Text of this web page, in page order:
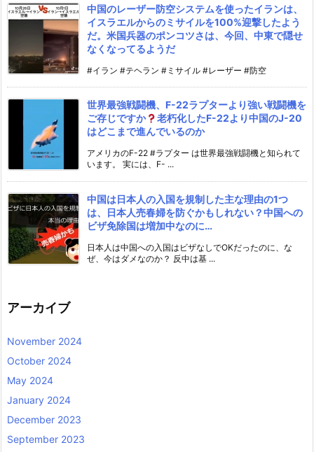
中国のレーザー防空システムを使ったイランは、
イスラエルからのミサイルを100%迎撃したよう
だ。米国兵器のポンコツさは、今回、中東で隠せ
なくなってるようだ
#イラン #テヘラン #ミサイル #レーザー #防空
世界最強戦闘機、F-22ラプターより強い戦闘機を
ご存じですか
老朽化したF-22より中国のJ-20
はどこまで進んでいるのか
アメリカのF-22 #ラプター は世界最強戦闘機と知られて
います。 実には、F- ...
中国は日本人の入国を規制した主な理由の1つ
は、日本人売春婦を防ぐかもしれない？中国への
ビザ免除国は増加中なのに…
日本人は中国への入国はビザなしでOKだったのに、な
ぜ、今はダメなのか？ 反中は基 ...
アーカイブ
November 2024
October 2024
May 2024
January 2024
December 2023
September 2023